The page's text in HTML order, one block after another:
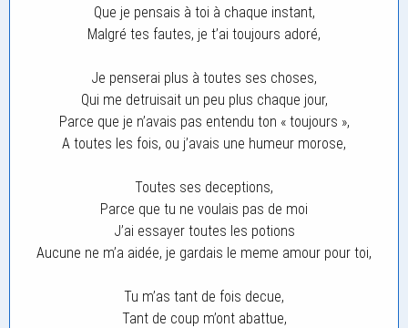
Que je pensais à toi à chaque instant,
Malgré tes fautes, je t’ai toujours adoré,
Je penserai plus à toutes ses choses,
Qui me detruisait un peu plus chaque jour,
Parce que je n’avais pas entendu ton « toujours »,
A toutes les fois, ou j’avais une humeur morose,
Toutes ses deceptions,
Parce que tu ne voulais pas de moi
J’ai essayer toutes les potions
Aucune ne m’a aidée, je gardais le meme amour pour toi,
Tu m’as tant de fois decue,
Tant de coup m’ont abattue,